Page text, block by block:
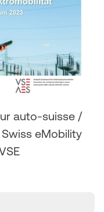
Directeur auto-suisse /
eMobility